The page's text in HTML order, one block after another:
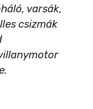
varsák,
csizmák